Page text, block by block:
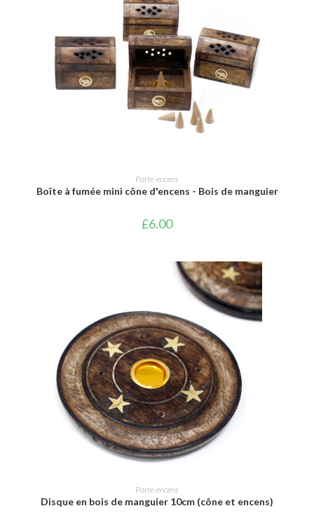
AJOUTER AU PANIER
Porte-encens
Boîte à fumée mini cône d'encens - Bois de manguier
£6.00
AJOUTER AU PANIER
Porte-encens
Disque en bois de manguier 10cm (cône et encens)